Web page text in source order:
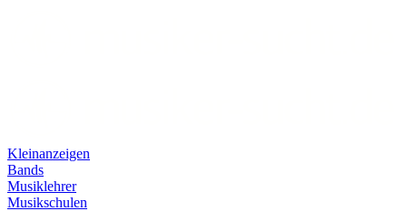
Kleinanzeigen
Bands
Musiklehrer
Musikschulen